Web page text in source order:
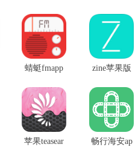
市智慧人社
app
蜻蜓fmapp
苹果版
zine苹果版
苹果teasear 畅行海安ap